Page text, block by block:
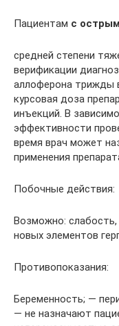
Пациентам с
средней степени
верификации
аллоферона трижды
курсовая доза
инъекций. В
эффективности
время врач может
применения
Побочные действия:
Возможно: слабость,
новых элементов
Противопоказания:
Беременность; —
— не назначают